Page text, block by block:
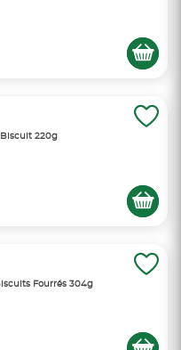
220g
Fourrés 304g